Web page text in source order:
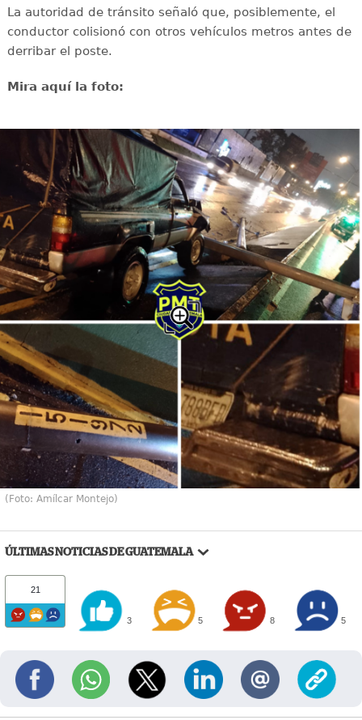
La autoridad de tránsito señaló que, posiblemente, el
conductor colisionó con otros vehículos metros antes de
derribar el poste.
Mira aquí la foto:
(Foto: Amílcar Montejo)
ÚLTIMAS NOTICIAS DE GUATEMALA
21
3 5 8 5